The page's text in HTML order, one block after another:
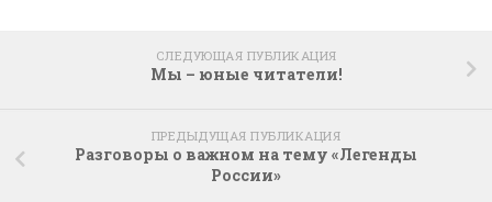
СЛЕДУЮЩАЯ ПУБЛИКАЦИЯ
Мы – юные читатели!
ПРЕДЫДУЩАЯ ПУБЛИКАЦИЯ
Разговоры о важном на тему «Легенды
России»